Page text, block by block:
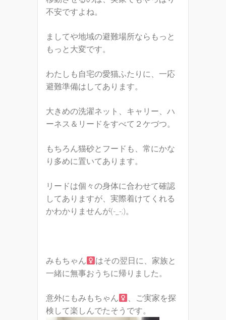
不安ですよね。
ましてや地域の避難場所ならもっと
もっと大変です。
わたしも自宅の愛猫ふたりに、一応
避難準備はしてあります。
大きめの洗濯ネット、キャリー、ハ
ーネス＆リードをすべて２ケづつ。
もちろん猫砂とフードも、常にかな
り多めに置いてあります。
リードは個々の身体に合わせて確認
してありますが、実際着けてくれる
かわかりませんが(-_-;)。
みもちゃん
はその翌日に、家族と
一緒に無事おうちに帰りました。
意外にもみもちゃん
、ご実家を探
検して楽しんでたそうです。